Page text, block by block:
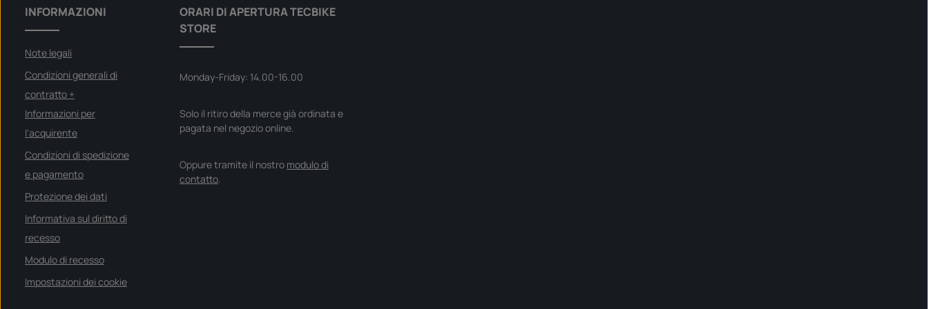
t
e
p
d
i
o
n
s
e
n
:
S
f
r
t
e
f
ü
b
r
INFORMAZIONI
Note legali
Condizioni generali di
contratto +
Informazioni per
l'acquirente
Condizioni di spedizione
e pagamento
Protezione dei dati
Informativa sul diritto di
recesso
Modulo di recesso
Impostazioni dei cookie
ORARI DI APERTURA TECBIKE
STORE
Monday-Friday: 14.00-16.00
Solo il ritiro della merce già ordinata e
pagata nel negozio online.
Oppure tramite il nostro modulo di
contatto.